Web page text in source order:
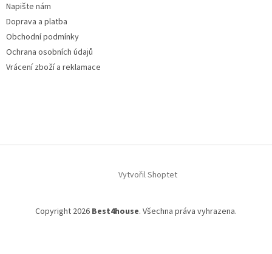
Napište nám
Doprava a platba
Obchodní podmínky
Ochrana osobních údajů
Vrácení zboží a reklamace
Vytvořil Shoptet
Copyright 2026 Best4house. Všechna práva vyhrazena.